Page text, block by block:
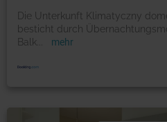
Die Unterkunft Klimatyczny
besticht durch
Balk
mehr